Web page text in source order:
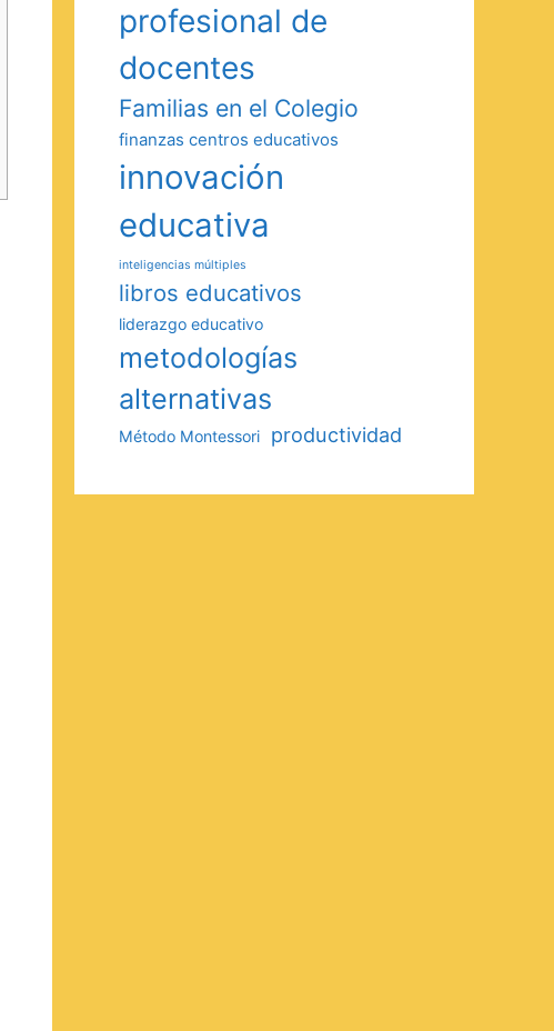
profesional de
docentes
Familias en el Colegio
finanzas centros educativos
innovación
educativa
inteligencias múltiples
libros educativos
liderazgo educativo
metodologías
alternativas
Método Montessori productividad